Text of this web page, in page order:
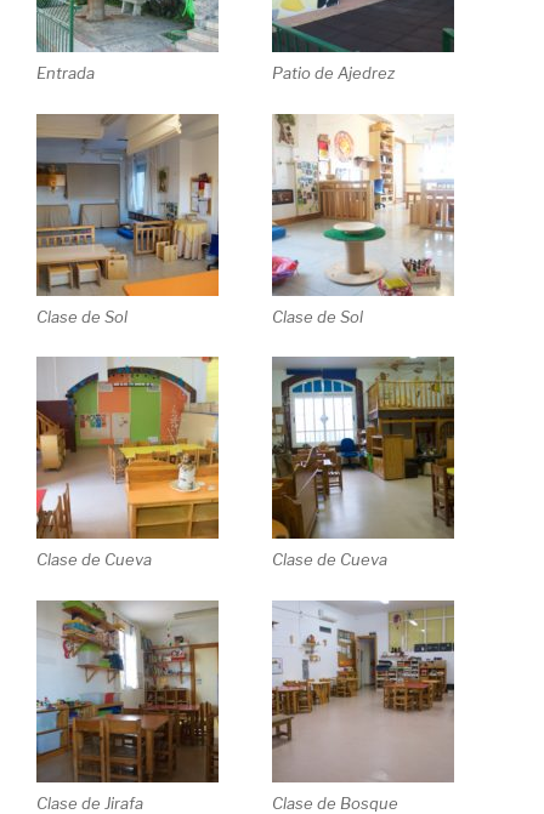
Entrada Patio de Ajedrez
Clase de Sol Clase de Sol
Clase de Cueva Clase de Cueva
Clase de Jirafa Clase de Bosque